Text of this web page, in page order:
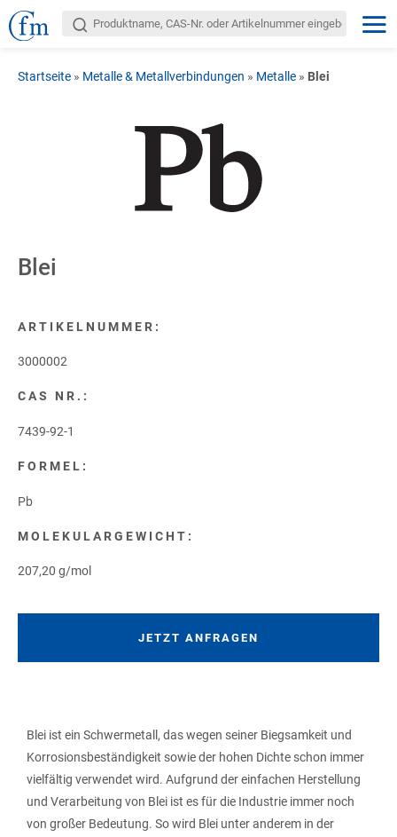
Startseite » Metalle & Metallverbindungen » Metalle » Blei
Blei
ARTIKELNUMMER:
3000002
CAS NR.:
7439-92-1
FORMEL:
Pb
MOLEKULARGEWICHT:
207,20 g/mol
JETZT ANFRAGEN
Blei ist ein Schwermetall, das wegen seiner Biegsamkeit und
Korrosionsbeständigkeit sowie der hohen Dichte schon immer
vielfältig verwendet wird. Aufgrund der einfachen Herstellung
und Verarbeitung von Blei ist es für die Industrie immer noch
von großer Bedeutung. So wird Blei unter anderem in der